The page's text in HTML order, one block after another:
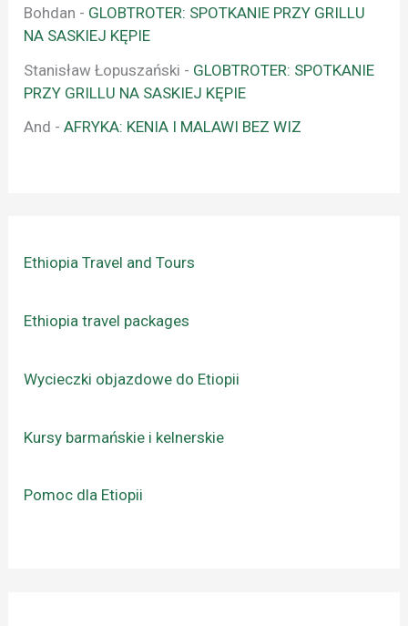
Bohdan - GLOBTROTER: SPOTKANIE PRZY GRILLU
NA SASKIEJ KĘPIE
Stanisław Łopuszański - GLOBTROTER: SPOTKANIE
PRZY GRILLU NA SASKIEJ KĘPIE
And -AFRYKA: KENIA I MALAWI BEZ WIZ
Ethiopia Travel and Tours
Ethiopia travel packages
Wycieczki objazdowe do Etiopii
Kursy barmańskie i kelnerskie
Pomoc dla Etiopii